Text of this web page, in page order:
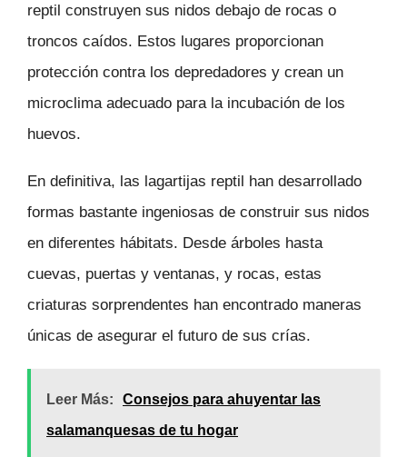
reptil construyen sus nidos debajo de rocas o
troncos caídos. Estos lugares proporcionan
protección contra los depredadores y crean un
microclima adecuado para la incubación de los
huevos.
En definitiva, las lagartijas reptil han desarrollado
formas bastante ingeniosas de construir sus nidos
en diferentes hábitats. Desde árboles hasta
cuevas, puertas y ventanas, y rocas, estas
criaturas sorprendentes han encontrado maneras
únicas de asegurar el futuro de sus crías.
Leer Más:
Consejos para ahuyentar las
salamanquesas de tu hogar